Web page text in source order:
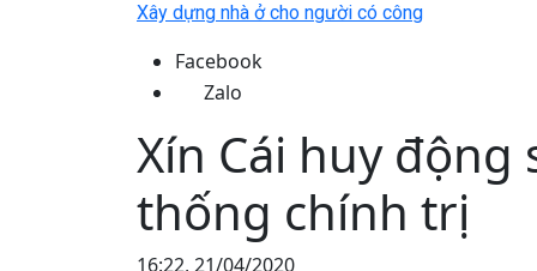
Xây dựng nhà ở cho người có công
Facebook
Zalo
Xín Cái huy động
thống chính trị
16:22, 21/04/2020